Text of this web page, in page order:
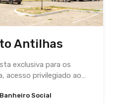
Antilhas
exclusiva para os
acesso privilegiado ao…
Banheiro Social